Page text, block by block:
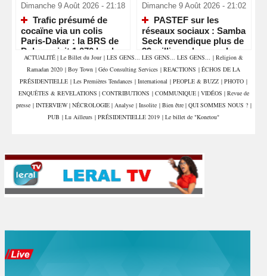
Dimanche 9 Août 2026 - 21:18
Trafic présumé de
cocaïne via un colis
Paris-Dakar : la BRS de
Dakar saisit 1,070 kg de
drogue et interpelle deux
commerçants
Dimanche 9 Août 2026 - 21:02
PASTEF sur les
réseaux sociaux : Samba
Seck revendique plus de
39 millions de vues, la «
machine » numérique de
Sonko en pleine
accélération
ACTUALITÉ | Le Billet du Jour | LES GENS... LES GENS... LES GENS... | Religion &
Ramadan 2020 | Boy Town | Géo Consulting Services | REACTIONS | ÉCHOS DE LA
PRÉSIDENTIELLE | Les Premières Tendances | International | PEOPLE & BUZZ | PHOTO |
ENQUÊTES & REVELATIONS | CONTRIBUTIONS | COMMUNIQUE | VIDÉOS | Revue de
presse | INTERVIEW | NÉCROLOGIE | Analyse | Insolite | Bien être | QUI SOMMES NOUS ? |
PUB | Lu Ailleurs | PRÉSIDENTIELLE 2019 | Le billet de "Konetou"